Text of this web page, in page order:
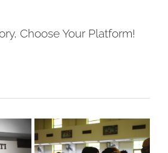
Choose Your Platform!